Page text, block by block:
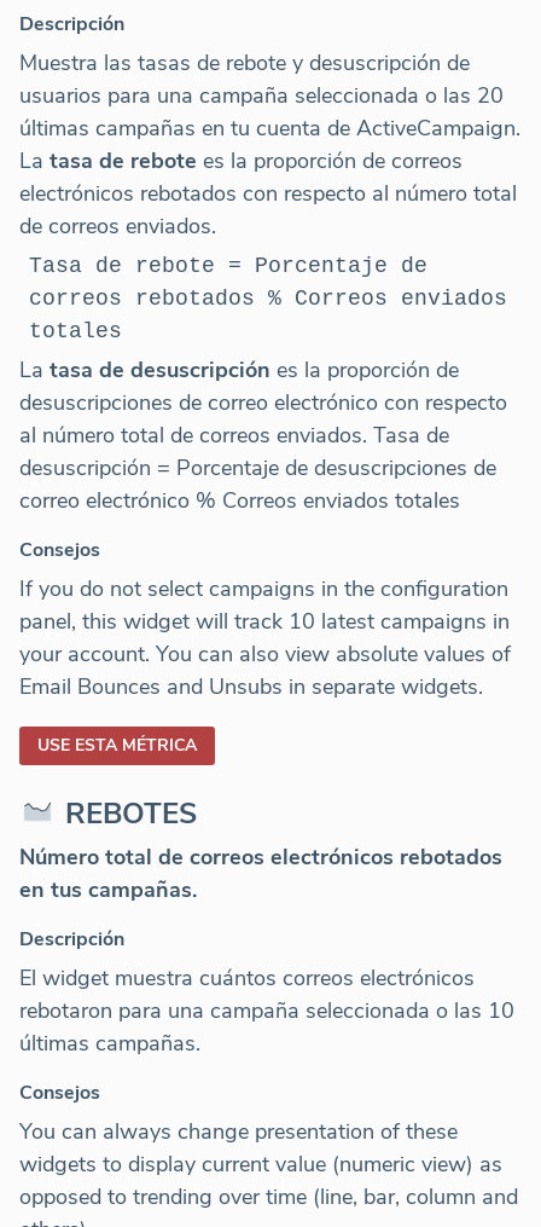
Descripción
Muestra las tasas de rebote y desuscripción de
usuarios para una campaña seleccionada o las 20
últimas campañas en tu cuenta de ActiveCampaign.
La tasa de rebote es la proporción de correos
electrónicos rebotados con respecto al número total
de correos enviados.
Tasa de rebote = Porcentaje de
correos rebotados % Correos enviados
totales
La tasa de desuscripción es la proporción de
desuscripciones de correo electrónico con respecto
al número total de correos enviados. Tasa de
desuscripción = Porcentaje de desuscripciones de
correo electrónico % Correos enviados totales
Consejos
If you do not select campaigns in the configuration
panel, this widget will track 10 latest campaigns in
your account. You can also view absolute values of
Email Bounces and Unsubs in separate widgets.
USE ESTA MÉTRICA
REBOTES
Número total de correos electrónicos rebotados
en tus campañas.
Descripción
El widget muestra cuántos correos electrónicos
rebotaron para una campaña seleccionada o las 10
últimas campañas.
Consejos
You can always change presentation of these
widgets to display current value (numeric view) as
opposed to trending over time (line, bar, column and